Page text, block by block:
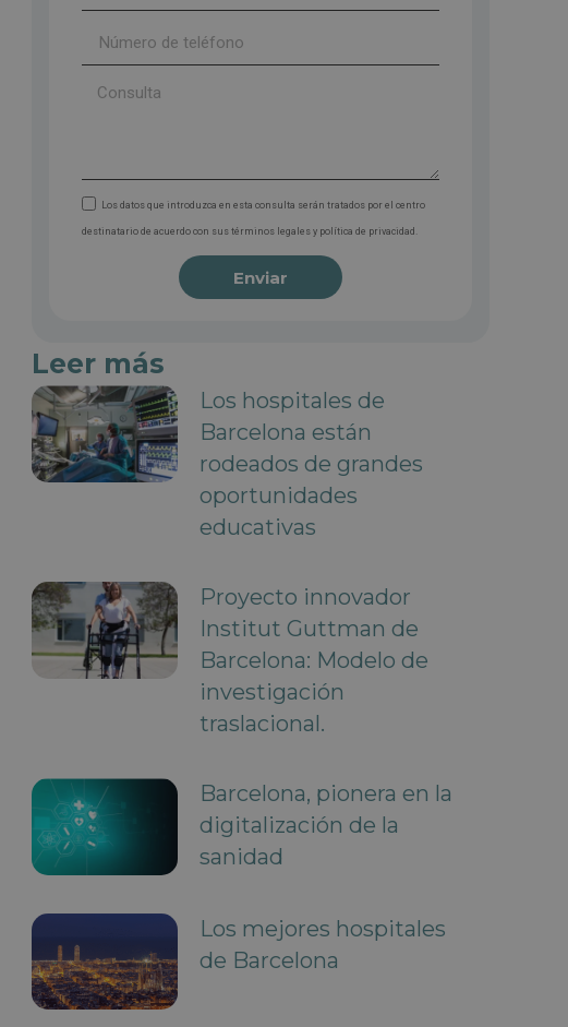
Los datos que introduzca en esta consulta serán tratados por el centro
destinatario de acuerdo con sus términos legales y política de privacidad.
Enviar
Leer más
Los hospitales de
Barcelona están
rodeados de grandes
oportunidades
educativas
Proyecto innovador
Institut Guttman de
Barcelona: Modelo de
investigación
traslacional.
Barcelona, pionera en la
digitalización de la
sanidad
Los mejores hospitales
de Barcelona